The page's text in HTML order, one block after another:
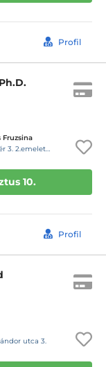
Profil
Fruzsina
BALRA az “A”lépcsőház”
10.
Profil
utca 3.